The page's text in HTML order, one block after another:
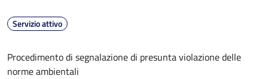
Servizio attivo
Procedimento di segnalazione di presunta violazione delle
norme ambientali